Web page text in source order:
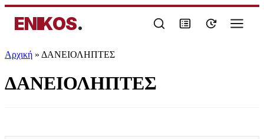
ENIKOS.
Αρχική » ΔΑΝΕΙΟΛΗΠΤΕΣ
ΔΑΝΕΙΟΛΗΠΤΕΣ